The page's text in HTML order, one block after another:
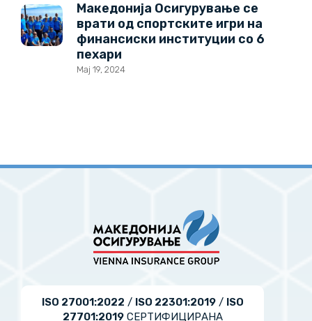
Македонија Осигурување се
врати од спортските игри на
финансиски институции со 6
пехари
Мај 19, 2024
ISO 27001:2022 / ISO 22301:2019/ ISO
27701:2019СЕРТИФИЦИРАНА